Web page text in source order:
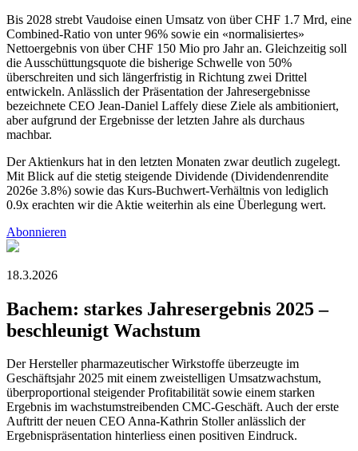
Bis 2028 strebt Vaudoise einen Umsatz von über CHF 1.7 Mrd, eine
Combined-Ratio von unter 96% sowie ein «normalisiertes»
Nettoergebnis von über CHF 150 Mio pro Jahr an. Gleichzeitig soll
die Ausschüttungsquote die bisherige Schwelle von 50%
überschreiten und sich längerfristig in Richtung zwei Drittel
entwickeln. Anlässlich der Präsentation der Jahresergebnisse
bezeichnete CEO Jean-Daniel Laffely diese Ziele als ambitioniert,
aber aufgrund der Ergebnisse der letzten Jahre als durchaus
machbar.
Der Aktienkurs hat in den letzten Monaten zwar deutlich zugelegt.
Mit Blick auf die stetig steigende Dividende (Dividendenrendite
2026e 3.8%) sowie das Kurs-Buchwert-Verhältnis von lediglich
0.9x erachten wir die Aktie weiterhin als eine Überlegung wert.
Abonnieren
18.3.2026
Bachem: starkes Jahresergebnis 2025 –
beschleunigt Wachstum
Der Hersteller pharmazeutischer Wirkstoffe überzeugte im
Geschäftsjahr 2025 mit einem zweistelligen Umsatzwachstum,
überproportional steigender Profitabilität sowie einem starken
Ergebnis im wachstumstreibenden CMC-Geschäft. Auch der erste
Auftritt der neuen CEO Anna-Kathrin Stoller anlässlich der
Ergebnispräsentation hinterliess einen positiven Eindruck.